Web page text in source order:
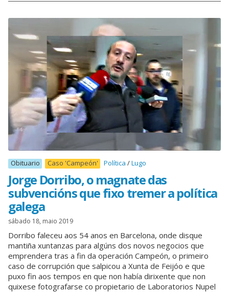
Obituario Caso 'Campeón' Política Lugo
Jorge Dorribo, o magnate das
subvencións que fixo tremer a política
galega
sábado 18, maio 2019
Dorribo faleceu aos 54 anos en Barcelona, onde disque
mantiña xuntanzas para algúns dos novos negocios que
emprendera tras a fin da operación Campeón, o primeiro
caso de corrupción que salpicou a Xunta de Feijóo e que
puxo fin aos tempos en que non había dirixente que non
quixese fotografarse co propietario de Laboratorios Nupel